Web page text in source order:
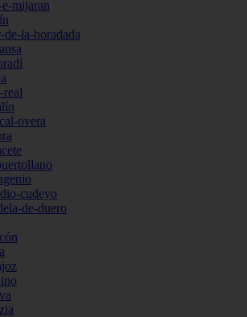
mijaran
la-horadada
real
overa
cudeyo
de-duero